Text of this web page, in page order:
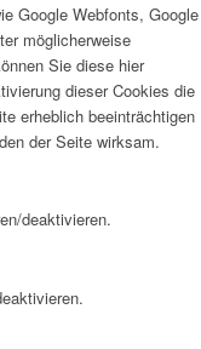
Google Webfonts, Google
möglicherweise
Sie diese hier
dieser Cookies die
erheblich beeinträchtigen
der Seite wirksam.
deaktivieren.